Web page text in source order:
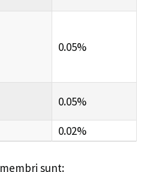
0.05%
0.05%
0.02%
sunt: